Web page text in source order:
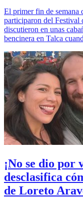
El primer fin de semana
participaron del Festival
discutieron en unas
bencinera en Talca
¡No se dio
desclasifica
de Loreto